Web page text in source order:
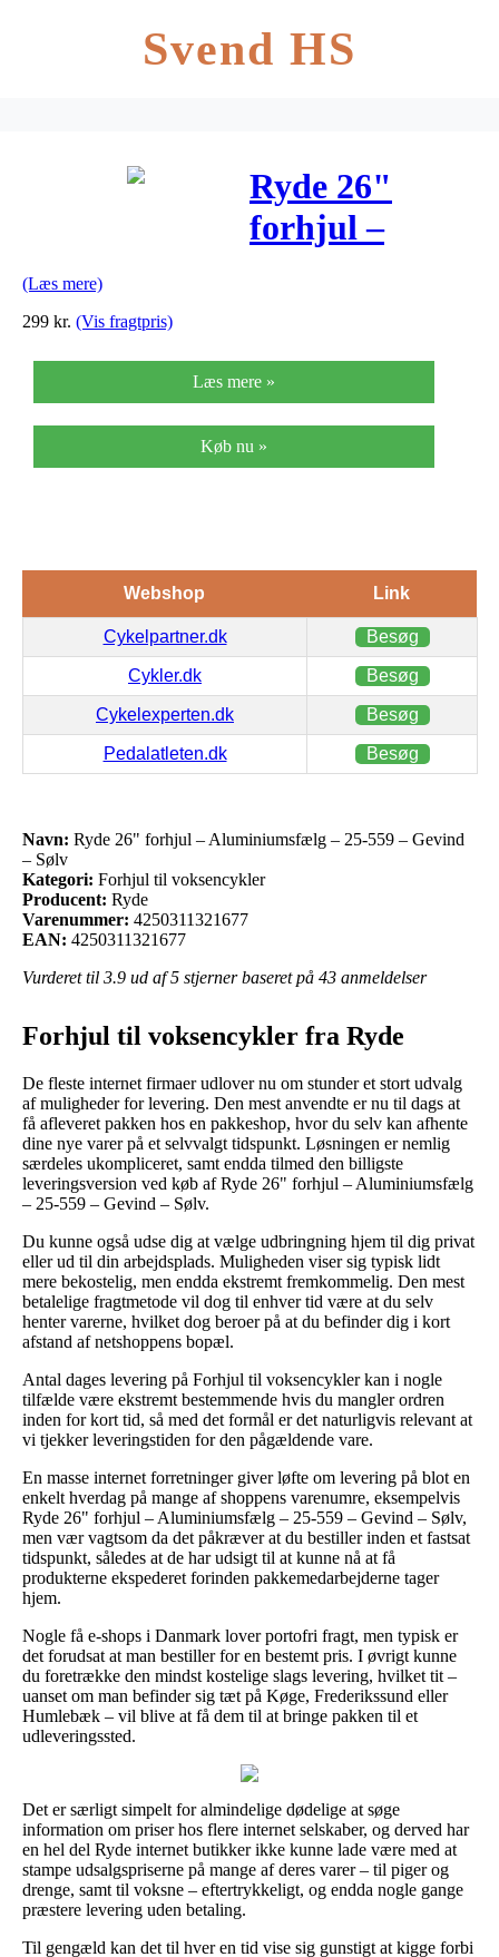
Svend HS
Ryde 26"
forhjul –
Gevind – Sølv
(Læs mere)
299 kr. (Vis fragtpris)
Læs mere »
Køb nu »
Webshop Link
Cykelpartner.dk Besøg
Cykler.dk Besøg
Cykelexperten.dk Besøg
Pedalatleten.dk Besøg
Navn: Ryde 26" forhjul – Aluminiumsfælg – 25-559 – Gevind
– Sølv
Kategori: Forhjul til voksencykler
Producent: Ryde
Varenummer: 4250311321677
EAN: 4250311321677
Vurderet til 3.9 ud af 5 stjerner baseret på 43 anmeldelser
Forhjul til voksencykler fra Ryde
De fleste internet firmaer udlover nu om stunder et stort udvalg
af muligheder for levering. Den mest anvendte er nu til dags at
få afleveret pakken hos en pakkeshop, hvor du selv kan afhente
dine nye varer på et selvvalgt tidspunkt. Løsningen er nemlig
særdeles ukompliceret, samt endda tilmed den billigste
leveringsversion ved køb af Ryde 26" forhjul – Aluminiumsfælg
– 25-559 – Gevind – Sølv.
Du kunne også udse dig at vælge udbringning hjem til dig privat
eller ud til din arbejdsplads. Muligheden viser sig typisk lidt
mere bekostelig, men endda ekstremt fremkommelig. Den mest
betalelige fragtmetode vil dog til enhver tid være at du selv
henter varerne, hvilket dog beroer på at du befinder dig i kort
afstand af netshoppens bopæl.
Antal dages levering på Forhjul til voksencykler kan i nogle
tilfælde være ekstremt bestemmende hvis du mangler ordren
inden for kort tid, så med det formål er det naturligvis relevant at
vi tjekker leveringstiden for den pågældende vare.
En masse internet forretninger giver løfte om levering på blot en
enkelt hverdag på mange af shoppens varenumre, eksempelvis
Ryde 26" forhjul – Aluminiumsfælg – 25-559 – Gevind – Sølv,
men vær vagtsom da det påkræver at du bestiller inden et fastsat
tidspunkt, således at de har udsigt til at kunne nå at få
produkterne ekspederet forinden pakkemedarbejderne tager
hjem.
Nogle få e-shops i Danmark lover portofri fragt, men typisk er
det forudsat at man bestiller for en bestemt pris. I øvrigt kunne
du foretrække den mindst kostelige slags levering, hvilket tit –
uanset om man befinder sig tæt på Køge, Frederikssund eller
Humlebæk – vil blive at få dem til at bringe pakken til et
udleveringssted.
Det er særligt simpelt for almindelige dødelige at søge
information om priser hos flere internet selskaber, og derved har
en hel del Ryde internet butikker ikke kunne lade være med at
stampe udsalgspriserne på mange af deres varer – til piger og
drenge, samt til voksne – eftertrykkeligt, og endda nogle gange
præstere levering uden betaling.
Til gengæld kan det til hver en tid vise sig gunstigt at kigge forbi